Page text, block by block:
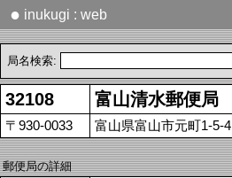
● inukugi : web
局名検索:
32108 富山清水郵便局
〒930-0033 富山県富山市元町1-5-4
郵便局の詳細